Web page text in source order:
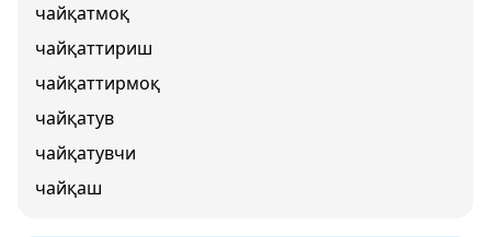
чайқатмоқ
чайқаттириш
чайқаттирмоқ
чайқатув
чайқатувчи
чайқаш